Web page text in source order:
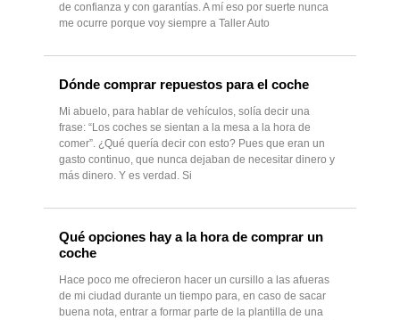
de confianza y con garantías. A mí eso por suerte nunca
me ocurre porque voy siempre a Taller Auto
Dónde comprar repuestos para el coche
Mi abuelo, para hablar de vehículos, solía decir una
frase: “Los coches se sientan a la mesa a la hora de
comer”. ¿Qué quería decir con esto? Pues que eran un
gasto continuo, que nunca dejaban de necesitar dinero y
más dinero. Y es verdad. Si
Qué opciones hay a la hora de comprar un
coche
Hace poco me ofrecieron hacer un cursillo a las afueras
de mi ciudad durante un tiempo para, en caso de sacar
buena nota, entrar a formar parte de la plantilla de una